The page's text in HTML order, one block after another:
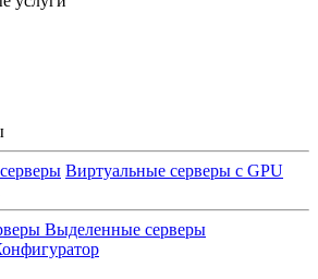
Виртуальные серверы с GPU
Выделенные серверы